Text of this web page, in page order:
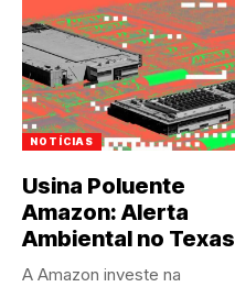
NOTÍCIAS
Usina Poluente
Amazon: Alerta
Ambiental no Texas
A Amazon investe na